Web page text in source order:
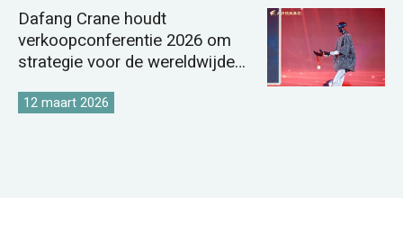
Dafang Crane houdt
verkoopconferentie 2026 om
strategie voor de wereldwijde
12 maart 2026